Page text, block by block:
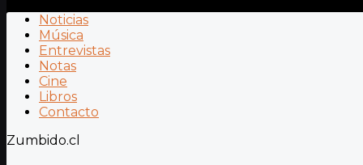
Noticias
Música
Entrevistas
Notas
Cine
Libros
Contacto
Zumbido.cl